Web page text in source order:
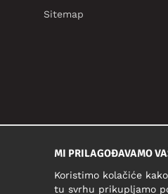
Sitemap
MI PRILAGOĐAVAMO
Koristimo kolačiće
tu svrhu prikupljamo